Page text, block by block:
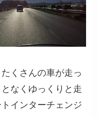
くさんの車が走っ
なくゆっくりと走
インターチェンジ